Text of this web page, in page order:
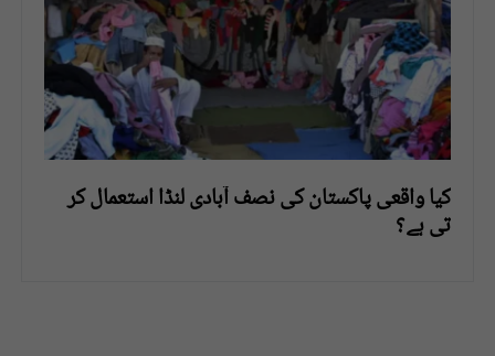
کیا واقعی پاکستان کی نصف آبادی لنڈا استعمال کر
تی ہے؟